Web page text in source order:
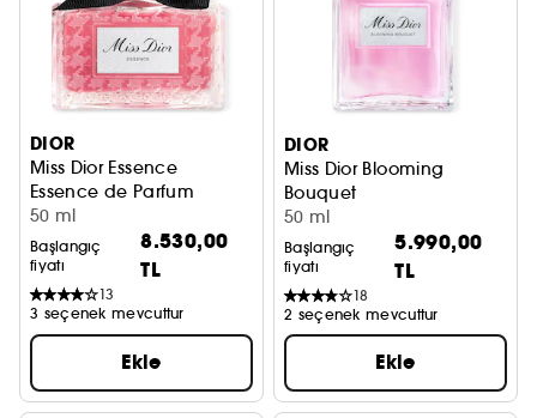
DIOR
Miss Dior Essence
Essence de Parfum
50 ml
Başlangıç
fiyatı
8.530,00
TL
13
3 seçenek mevcuttur
Ekle
DIOR
Miss Dior Blooming
Bouquet
Eau de Toilette
50 ml
Başlangıç
fiyatı
5.990,00
TL
18
2 seçenek mevcuttur
Ekle